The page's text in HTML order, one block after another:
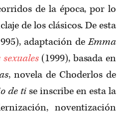
de la época, por lo
de los clásicos. De esta
adaptación deEmma
sexuales(1999), basada en
, novela de Choderlos de
de tise inscribe en esta la
noventización